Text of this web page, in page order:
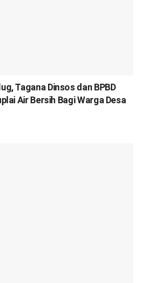
Tagana Dinsos dan BPBD
Air Bersih Bagi Warga Desa